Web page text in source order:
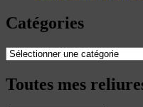
Catégories
Catégories
Toutes mes